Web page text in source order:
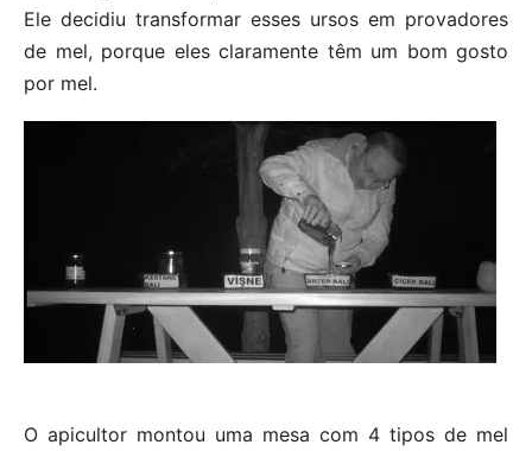
Ele decidiu transformar esses ursos em provadores
de mel, porque eles claramente têm um bom gosto
por mel.
O apicultor montou uma mesa com 4 tipos de mel